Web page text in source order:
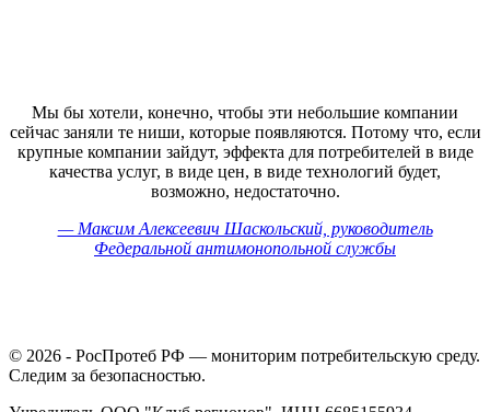
Мы бы хотели, конечно, чтобы эти небольшие компании
сейчас заняли те ниши, которые появляются. Потому что, если
крупные компании зайдут, эффекта для потребителей в виде
качества услуг, в виде цен, в виде технологий будет,
возможно, недостаточно.
— Максим Алексеевич Шаскольский, руководитель
Федеральной антимонопольной службы
© 2026 - РосПротеб РФ — мониторим потребительскую среду.
Следим за безопасностью.